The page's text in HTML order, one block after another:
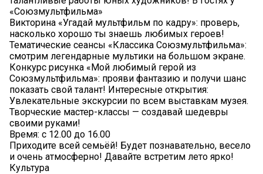
«Союзмультфильма»
Викторина «Угадай мультфильм по кадру»: проверь,
насколько хорошо ты знаешь любимых героев!
Тематические сеансы «Классика Союзмультфильма»:
смотрим легендарные мультики на большом экране.
Конкурс рисунка «Мой любимый герой из
Союзмультфильма»: прояви фантазию и получи шанс
показать свой талант! Интересные открытия:
Увлекательные экскурсии по всем выставкам музея.
Творческие мастер-классы — создавай шедевры
своими руками!
Время: с 12.00 до 16.00
Приходите всей семьёй! Будет познавательно, весело
и очень атмосферно! Давайте встретим лето ярко!
Культура